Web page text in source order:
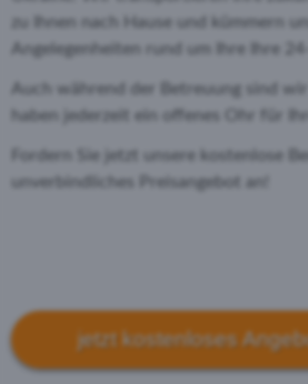
zu Ihnen nach Hause und kümmern
Angelegenheiten rund um Ihre Ihre
Auch während der Betreuung sind
haben jederzeit ein offenes Ohr für
Fordern Sie jetzt unsere kostenlose
unverbindliches Preisangebot an!
jetzt kostenloses